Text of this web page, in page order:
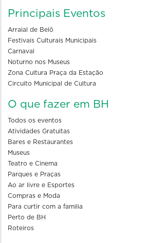
Principais Eventos
Arraial de Belô
Festivais Culturais Municipais
Carnaval
Noturno nos Museus
Zona Cultura Praça da Estação
Circuito Municipal de Cultura
O que fazer em BH
Todos os eventos
Atividades Gratuitas
Bares e Restaurantes
Museus
Teatro e Cinema
Parques e Praças
Ao ar livre e Esportes
Compras e Moda
Para curtir com a familia
Perto de BH
Roteiros